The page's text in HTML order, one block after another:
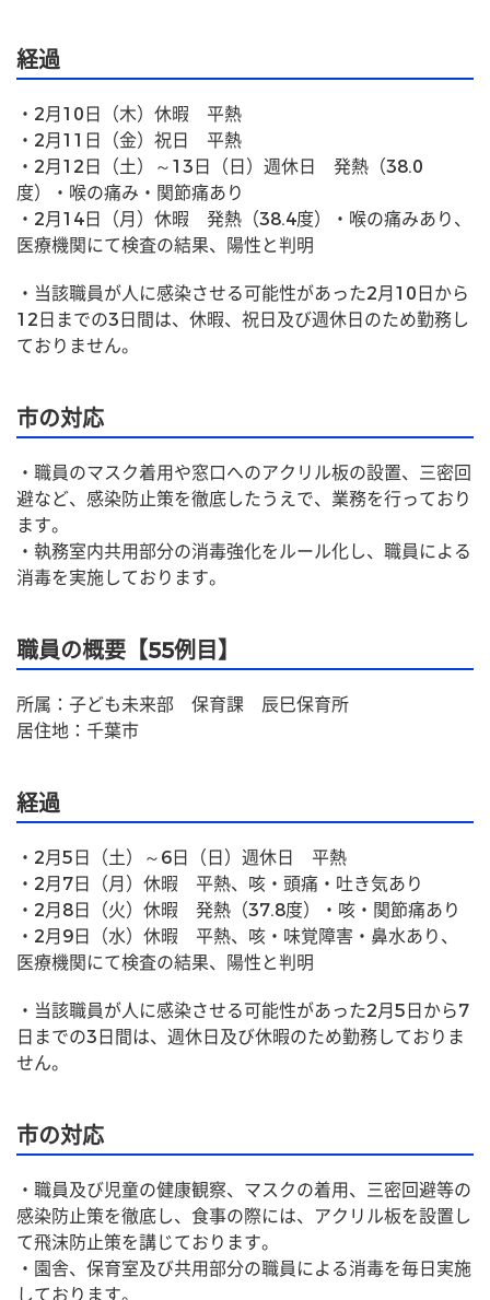
経過
・2月10日（木）休暇　平熱
・2月11日（金）祝日　平熱
・2月12日（土）～13日（日）週休日　発熱（38.0
度）・喉の痛み・関節痛あり
・2月14日（月）休暇　発熱（38.4度）・喉の痛みあり、
医療機関にて検査の結果、陽性と判明
・当該職員が人に感染させる可能性があった2月10日から
12日までの3日間は、休暇、祝日及び週休日のため勤務し
ておりません。
市の対応
・職員のマスク着用や窓口へのアクリル板の設置、三密回
避など、感染防止策を徹底したうえで、業務を行っており
ます。
・執務室内共用部分の消毒強化をルール化し、職員による
消毒を実施しております。
職員の概要【55例目】
所属：子ども未来部　保育課　辰巳保育所
居住地：千葉市
経過
・2月5日（土）～6日（日）週休日　平熱
・2月7日（月）休暇　平熱、咳・頭痛・吐き気あり
・2月8日（火）休暇　発熱（37.8度）・咳・関節痛あり
・2月9日（水）休暇　平熱、咳・味覚障害・鼻水あり、
医療機関にて検査の結果、陽性と判明
・当該職員が人に感染させる可能性があった2月5日から7
日までの3日間は、週休日及び休暇のため勤務しておりま
せん。
市の対応
・職員及び児童の健康観察、マスクの着用、三密回避等の
感染防止策を徹底し、食事の際には、アクリル板を設置し
て飛沫防止策を講じております。
・園舎、保育室及び共用部分の職員による消毒を毎日実施
しております。